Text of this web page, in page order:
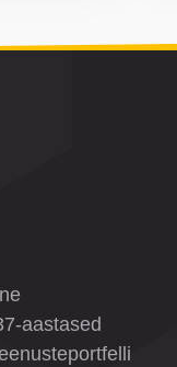
aastased